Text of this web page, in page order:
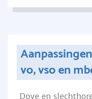
vo, vso en
Dove en